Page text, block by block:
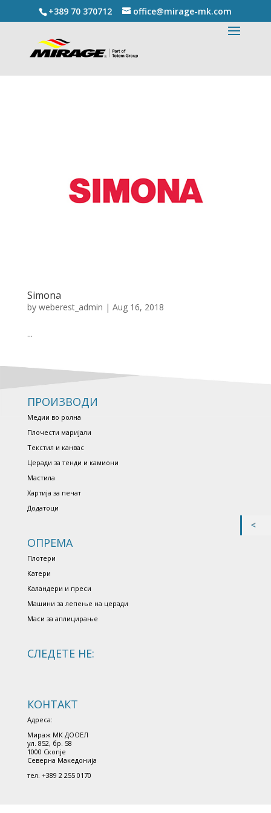
+389 70 370712 office@mirage-mk.com
Simona
by weberest_admin | Aug 16, 2018
...
ПРОИЗВОДИ
Медии во ролна
Плочести маријали
Текстил и канвас
Церади за тенди и камиони
Мастила
Хартија за печат
Додатоци
ОПРЕМА
Плотери
Катери
Каландери и преси
Машини за лепење на церади
Маси за аплицирање
СЛЕДЕТЕ НЕ:
КОНТАКТ
Адреса:
Мираж МК ДООЕЛ
ул. 852, бр. 58
1000 Скопjе
Северна Македониjа
тел. +389 2 255 0170